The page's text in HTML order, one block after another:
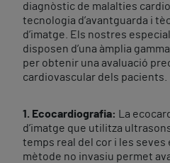
diagnòstic de malalties
tecnologia d’avantguarda i
d’imatge. Els nostres
disposen d’una àmplia
per obtenir una avaluació
cardiovascular dels pacients.
1. Ecocardiografia:
La
d’imatge que utilitza
temps real del cor i les
mètode no invasiu permet